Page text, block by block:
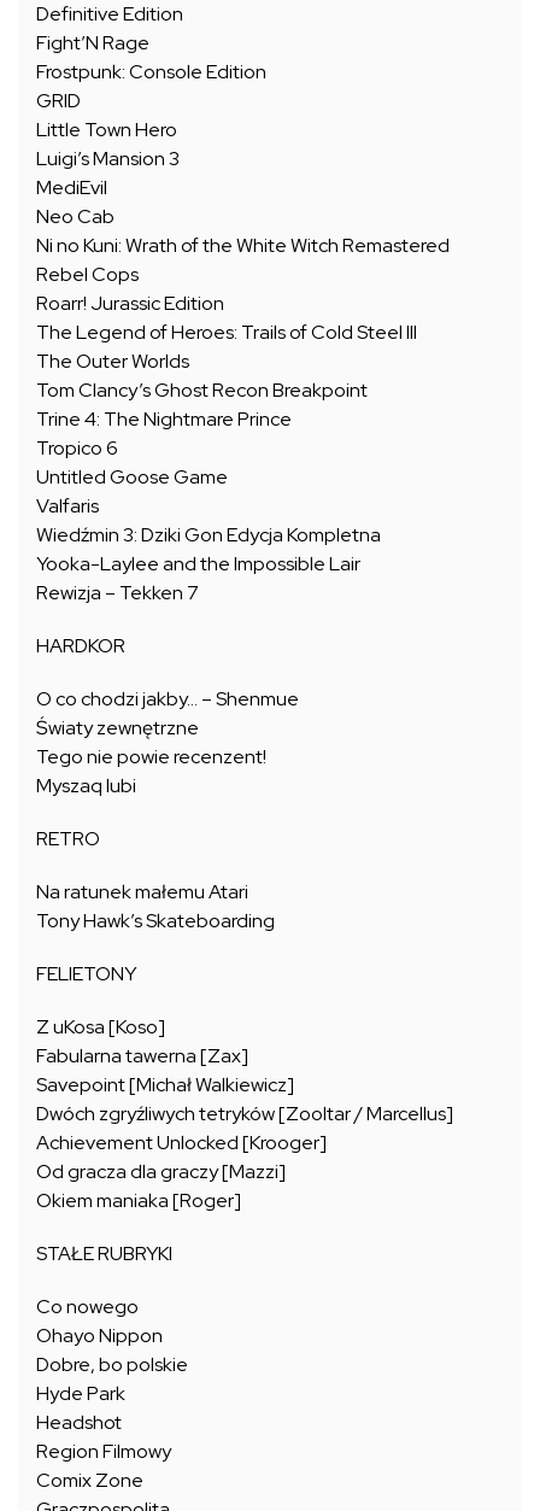
Definitive Edition
Fight’N Rage
Frostpunk: Console Edition
GRID
Little Town Hero
Luigi’s Mansion 3
MediEvil
Neo Cab
Ni no Kuni: Wrath of the White Witch Remastered
Rebel Cops
Roarr! Jurassic Edition
The Legend of Heroes: Trails of Cold Steel III
The Outer Worlds
Tom Clancy’s Ghost Recon Breakpoint
Trine 4: The Nightmare Prince
Tropico 6
Untitled Goose Game
Valfaris
Wiedźmin 3: Dziki Gon Edycja Kompletna
Yooka-Laylee and the Impossible Lair
Rewizja – Tekken 7
HARDKOR
O co chodzi jakby… – Shenmue
Światy zewnętrzne
Tego nie powie recenzent!
Myszaq lubi
RETRO
Na ratunek małemu Atari
Tony Hawk’s Skateboarding
FELIETONY
Z uKosa [Koso]
Fabularna tawerna [Zax]
Savepoint [Michał Walkiewicz]
Dwóch zgryźliwych tetryków [Zooltar / Marcellus]
Achievement Unlocked [Krooger]
Od gracza dla graczy [Mazzi]
Okiem maniaka [Roger]
STAŁE RUBRYKI
Co nowego
Ohayo Nippon
Dobre, bo polskie
Hyde Park
Headshot
Region Filmowy
Comix Zone